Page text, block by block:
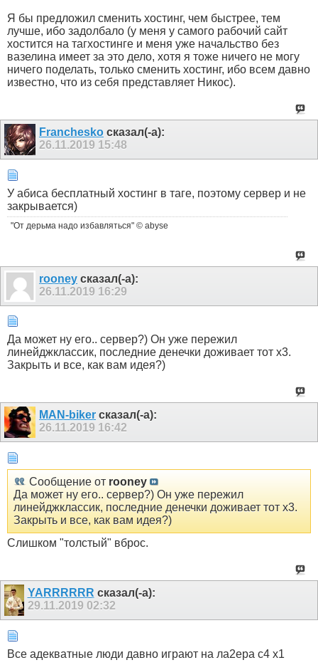
Я бы предложил сменить хостинг, чем быстрее, тем
лучше, ибо задолбало (у меня у самого рабочий сайт
хостится на тагхостинге и меня уже начальство без
вазелина имеет за это дело, хотя я тоже ничего не могу
ничего поделать, только сменить хостинг, ибо всем давно
известно, что из себя представляет Никос).
Franchesko сказал(-а):
26.11.2019 15:48
У абиса бесплатный хостинг в таге, поэтому сервер и не
закрывается)
"От дерьма надо избавляться" © abyse
rooney сказал(-а):
26.11.2019 16:29
Да может ну его.. сервер?) Он уже пережил
линейджклассик, последние денечки доживает тот х3.
Закрыть и все, как вам идея?)
MAN-biker сказал(-а):
26.11.2019 16:42
Сообщение от rooney
Да может ну его.. сервер?) Он уже пережил
линейджклассик, последние денечки доживает тот х3.
Закрыть и все, как вам идея?)
Слишком "толстый" вброс.
YARRRRRR сказал(-а):
29.11.2019 02:32
Все адекватные люди давно играют на ла2ера с4 х1